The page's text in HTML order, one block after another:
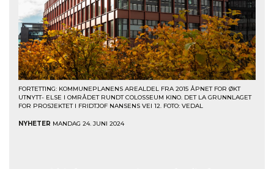
FORTETTING: KOMMUNEPLANENS AREALDEL FRA 2015 ÅPNET FOR ØKT
UTNYTT- ELSE I OMRÅDET RUNDT COLOSSEUM KINO. DET LA GRUNNLAGET
FOR PROSJEKTET I FRIDTJOF NANSENS VEI 12. FOTO: VEDAL
NYHETER MANDAG 24. JUNI 2024